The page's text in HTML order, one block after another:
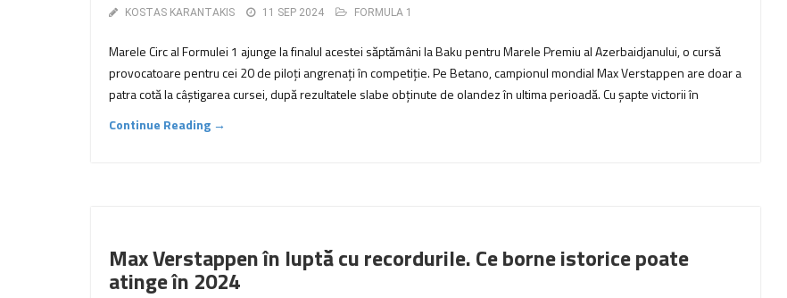
KOSTAS KARANTAKIS 11 SEP 2024 FORMULA 1
Marele Circ al Formulei 1 ajunge la finalul acestei săptămâni la Baku pentru Marele Premiu al Azerbaidjanului, o cursă
provocatoare pentru cei 20 de piloți angrenați în competiție. Pe Betano, campionul mondial Max Verstappen are doar a
patra cotă la câștigarea cursei, după rezultatele slabe obținute de olandez în ultima perioadă. Cu șapte victorii în
Continue Reading →
Max Verstappen în luptă cu recordurile. Ce borne istorice poate
atinge în 2024